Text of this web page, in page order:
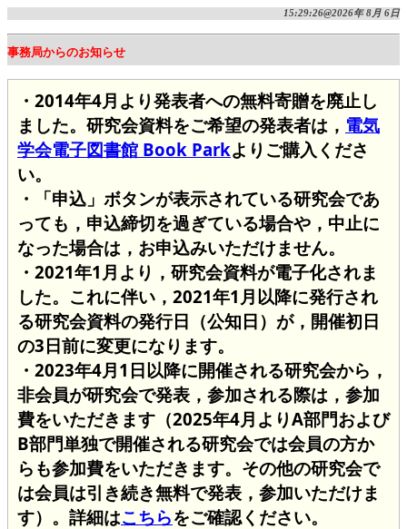
15:29:26@2026年 8月 6日
事務局からのお知らせ
・2014年4月より発表者への無料寄贈を廃止し
ました。研究会資料をご希望の発表者は， 電気
学会電子図書館 Book Parkよりご購入くださ
い。
・「申込」ボタンが表示されている研究会であ
っても，申込締切を過ぎている場合や，中止に
なった場合は，お申込みいただけません。
・2021年1月より，研究会資料が電子化されま
した。これに伴い，2021年1月以降に発行され
る研究会資料の発行日（公知日）が，開催初日
の3日前に変更になります。
・2023年4月1日以降に開催される研究会から，
非会員が研究会で発表，参加される際は，参加
費をいただきます（2025年4月よりA部門および
B部門単独で開催される研究会では会員の方か
らも参加費をいただきます。その他の研究会で
は会員は引き続き無料で発表，参加いただけま
す）。詳細はこちらをご確認ください。